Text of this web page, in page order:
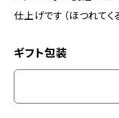
仕上げです（ほつれてく
ギフト包装